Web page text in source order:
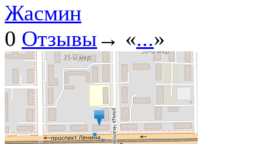
Жасмин
0 Отзывы→ «...»